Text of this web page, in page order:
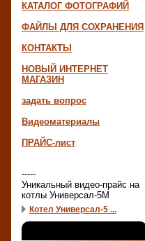
КАТАЛОГ ФОТОГРАФИЙ
ФАЙЛЫ ДЛЯ СОХРАНЕНИЯ
КОНТАКТЫ
НОВЫЙ ИНТЕРНЕТ
МАГАЗИН
задать вопрос
Видеоматериалы
ПРАЙС-лист
-----
Уникальный видео-прайс на
котлы Универсал-5М
Котел Универсал-5 ...